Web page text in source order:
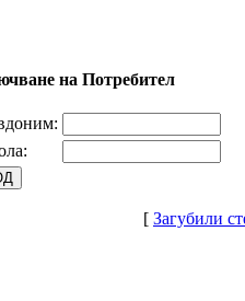
на Потребител
[ Загубили